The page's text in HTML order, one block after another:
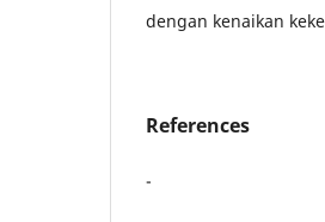
dengan kenaikan
References
-